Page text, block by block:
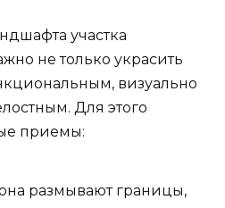
участка
не только украсить
визуально
Для этого
приемы:
размывают границы,